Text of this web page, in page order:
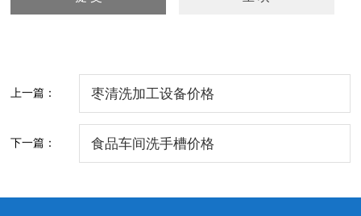
上一篇： 枣清洗加工设备价格
下一篇： 食品车间洗手槽价格